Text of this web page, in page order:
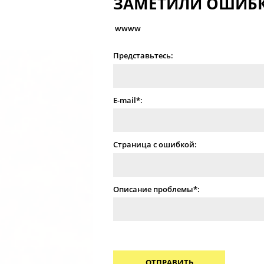
wwww
Представьтесь:
E-mail*:
Страница с ошибкой:
Описание проблемы*: